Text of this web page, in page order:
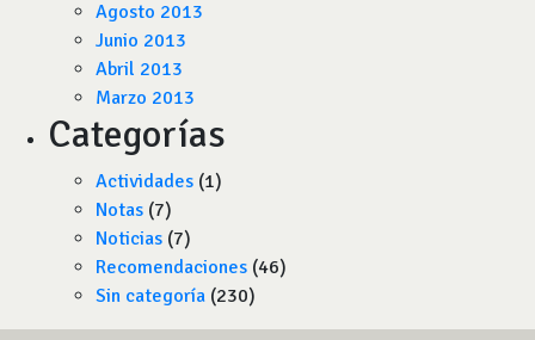
Agosto 2013
Junio 2013
Abril 2013
Marzo 2013
Categorías
Actividades (1)
Notas (7)
Noticias (7)
Recomendaciones (46)
Sin categoría (230)